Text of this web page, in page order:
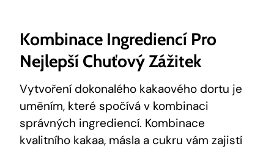
Kombinace Ingrediencí ⁢pro
Nejlepší Chuťový Zážitek
Vytvoření dokonalého⁢ kakaového dortu je
⁤uměním, které ‌spočívá⁤ v kombinaci
správných ingrediencí. ‍Kombinace
kvalitního kakaa, másla a cukru ⁣vám zajistí